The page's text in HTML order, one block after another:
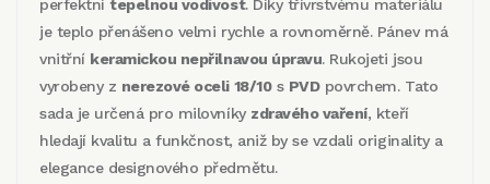
perfektnítepelnou vodivost. Díky třívrstvému materiálu
je teplo přenášeno velmi rychle a rovnoměrně. Pánev má
vnitřní keramickou nepřilnavou úpravu. Rukojeti jsou
vyrobeny z nerezové oceli 18/10s PVDpovrchem. Tato
sada je určená pro milovníky zdravého vaření, kteří
hledají kvalitu a funkčnost, aniž by se vzdali originality a
elegance designového předmětu.